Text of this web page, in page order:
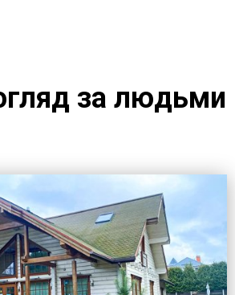
за людьми